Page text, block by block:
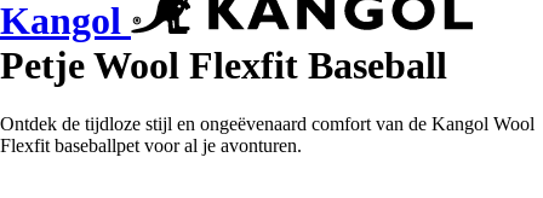
Kangol
Petje Wool Flexfit Baseball
Ontdek de tijdloze stijl en ongeëvenaard comfort van de Kangol Wool
Flexfit baseballpet voor al je avonturen.